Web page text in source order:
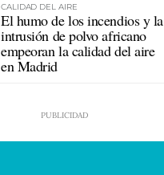
CALIDAD DEL AIRE
El humo de los incendios y la
intrusión de polvo africano
empeoran la calidad del aire
en Madrid